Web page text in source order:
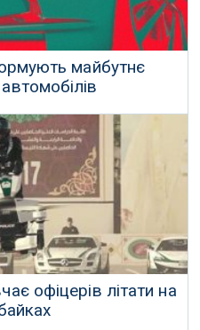
майбутнє
в цьому вичерпному
автономних автомобілів.
2019 р.
офіцерів літати на